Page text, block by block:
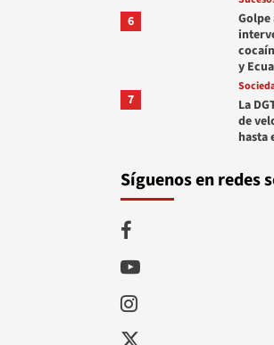
6
y
7
La
de
hasta
Síguenos en redes
Facebook
Youtube
Instagram
Twitter